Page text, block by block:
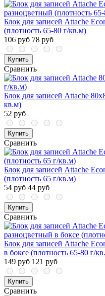
Блок для записей Attache
(плотность 65-80 г/кв.м)
106 руб 78 руб
Купить
Сравнить
Блок для записей Attache
кв.м)
52 руб
Купить
Сравнить
Блок для записей Attache
(плотность 65 г/кв.м)
54 руб 44 руб
Купить
Сравнить
Блок для записей Attache
в боксе (плотность 65-80 г/
149 руб 121 руб
Купить
Сравнить